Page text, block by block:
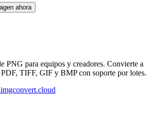
ahora
PNG para equipos y creadores. Convierte a
TIFF, GIF y BMP con soporte por lotes.